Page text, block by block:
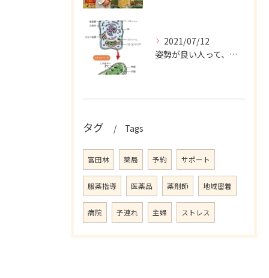
2021/07/12
姿勢が良い人って、痩せやすいんですか？
タグ Tags
富田林 薬局 予約 サポート
服薬指導 医薬品 薬剤師 地域密着
病院 子連れ 主婦 ストレス